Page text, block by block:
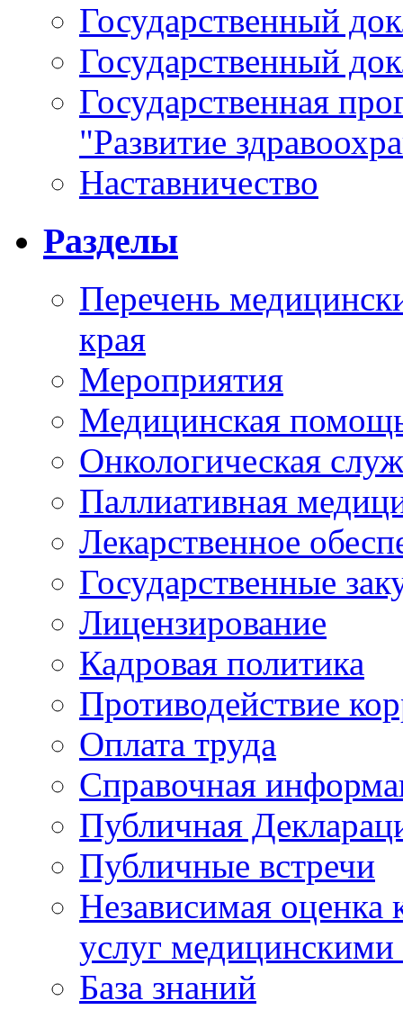
Государственный
Государственный
Государственная
"Развитие
Наставничество
Разделы
Перечень
края
Мероприятия
Медицинская
Онкологическая
Паллиативная
Лекарственное
Государственные
Лицензирование
Кадровая политика
Противодействие
Оплата труда
Справочная
Публичная
Публичные встречи
Независимая оценка
услуг
База знаний